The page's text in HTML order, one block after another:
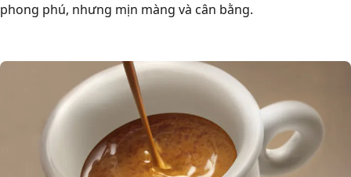
phong phú, nhưng mịn màng và cân bằng.